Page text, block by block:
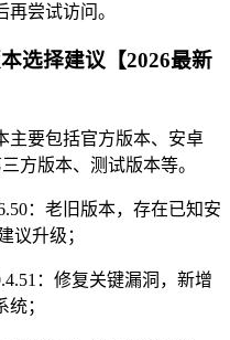
尝试访问。
选择建议【2026最新
主要包括官方版本、安卓
方版本、测试版本等。
：老旧版本，存在已知安
议升级；
：修复关键漏洞，新增
；